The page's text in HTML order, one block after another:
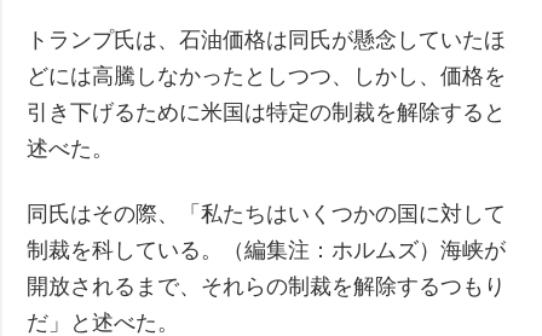
トランプ氏は、石油価格は同氏が懸念していたほ
どには高騰しなかったとしつつ、しかし、価格を
引き下げるために米国は特定の制裁を解除すると
述べた。
同氏はその際、「私たちはいくつかの国に対して
制裁を科している。（編集注：ホルムズ）海峡が
開放されるまで、それらの制裁を解除するつもり
だ」と述べた。